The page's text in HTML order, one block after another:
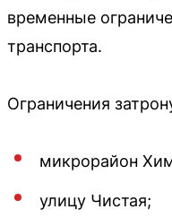
временные
транспорта.
Ограничения
микрорайон
улицу Чистая;